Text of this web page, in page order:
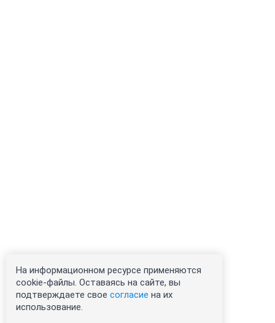
На информационном ресурсе применяются
cookie-файлы. Оставаясь на сайте, вы
подтверждаете свое согласие на их
использование.